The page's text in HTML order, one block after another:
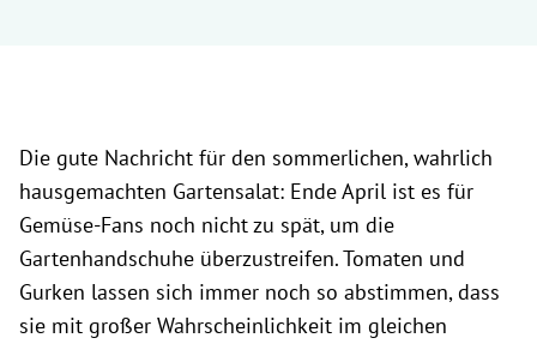
Die gute Nachricht für den sommerlichen, wahrlich
hausgemachten Gartensalat: Ende April ist es für
Gemüse-Fans noch nicht zu spät, um die
Gartenhandschuhe überzustreifen. Tomaten und
Gurken lassen sich immer noch so abstimmen, dass
sie mit großer Wahrscheinlichkeit im gleichen